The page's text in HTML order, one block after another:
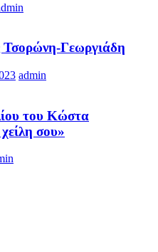
Γεωργιάδη
admin
του Κώστα
σου»